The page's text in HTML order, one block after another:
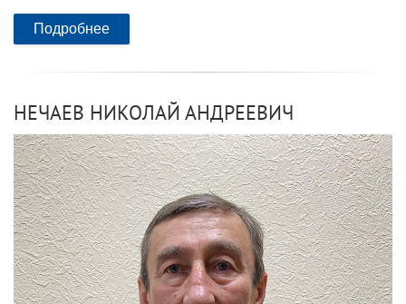
Подробнее
НЕЧАЕВ НИКОЛАЙ АНДРЕЕВИЧ